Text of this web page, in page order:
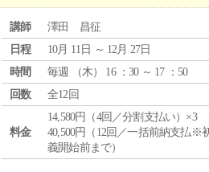
講師
澤田 昌征
日程
10月 11日 ～ 12月 27日
時間
毎週 （木） 16 ：30 ～ 17 ：50
回数
全12回
料金
14,580円（4回／分割支払い）×3
40,500円（12回／一括前納支払※
義開始前まで）